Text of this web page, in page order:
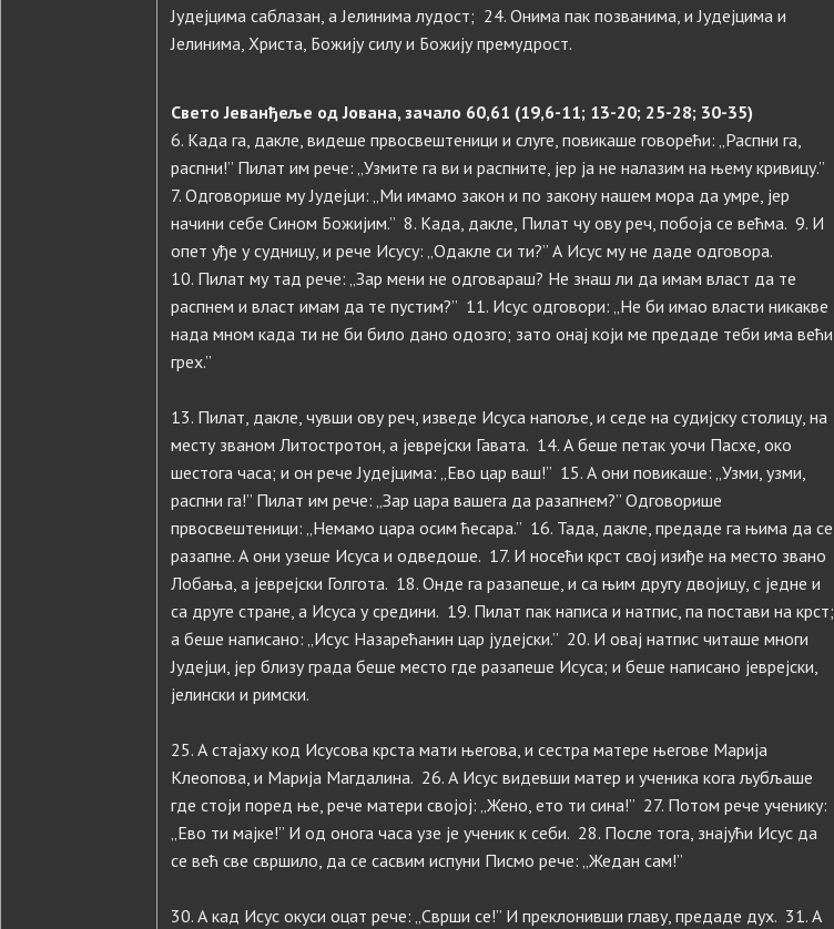
Јудејцима саблазан, а Јелинима лудост; 24. Онима пак позванима, и Јудејцима и
Јелинима, Христа, Божију силу и Божију премудрост.
Свето Јеванђеље од Јована, зачало 60,61 (19,6-11; 13-20; 25-28; 30-35)
6. Када га, дакле, видеше првосвештеници и слуге, повикаше говорећи: „Распни га,
распни!” Пилат им рече: „Узмите га ви и распните, јер ја не налазим на њему кривицу.”
7. Одговорише му Јудејци: „Ми имамо закон и по закону нашем мора да умре, јер
начини себе Сином Божијим.” 8. Када, дакле, Пилат чу ову реч, побоја се већма. 9. И
опет уђе у судницу, и рече Исусу: „Одакле си ти?” А Исус му не даде одговора.
10. Пилат му тад рече: „Зар мени не одговараш? Не знаш ли да имам власт да те
распнем и власт имам да те пустим?” 11. Исус одговори: „Не би имао власти никакве
нада мном када ти не би било дано одозго; зато онај који ме предаде теби има већи
грех.”
13. Пилат, дакле, чувши ову реч, изведе Исуса напоље, и седе на судијску столицу, на
месту званом Литостротон, а јеврејски Гавата. 14. А беше петак уочи Пасхе, око
шестога часа; и он рече Јудејцима: „Ево цар ваш!” 15. А они повикаше: „Узми, узми,
распни га!” Пилат им рече: „Зар цара вашега да разапнем?” Одговорише
првосвештеници: „Немамо цара осим ћесара.” 16. Тада, дакле, предаде га њима да се
разапне. А они узеше Исуса и одведоше. 17. И носећи крст свој изиђе на место звано
Лобања, а јеврејски Голгота. 18. Онде га разапеше, и са њим другу двојицу, с једне и
са друге стране, а Исуса у средини. 19. Пилат пак написа и натпис, па постави на крст;
а беше написано: „Исус Назарећанин цар јудејски.” 20. И овај натпис читаше многи
Јудејци, јер близу града беше место где разапеше Исуса; и беше написано јеврејски,
јелински и римски.
25. А стајаху код Исусова крста мати његова, и сестра матере његове Марија
Клеопова, и Марија Магдалина. 26. А Исус видевши матер и ученика кога љубљаше
где стоји поред ње, рече матери својој: „Жено, ето ти сина!” 27. Потом рече ученику:
„Ево ти мајке!” И од онога часа узе је ученик к себи. 28. После тога, знајући Исус да
се већ све свршило, да се сасвим испуни Писмо рече: „Жедан сам!”
30. А кад Исус окуси оцат рече: „Сврши се!” И преклонивши главу, предаде дух. 31. А